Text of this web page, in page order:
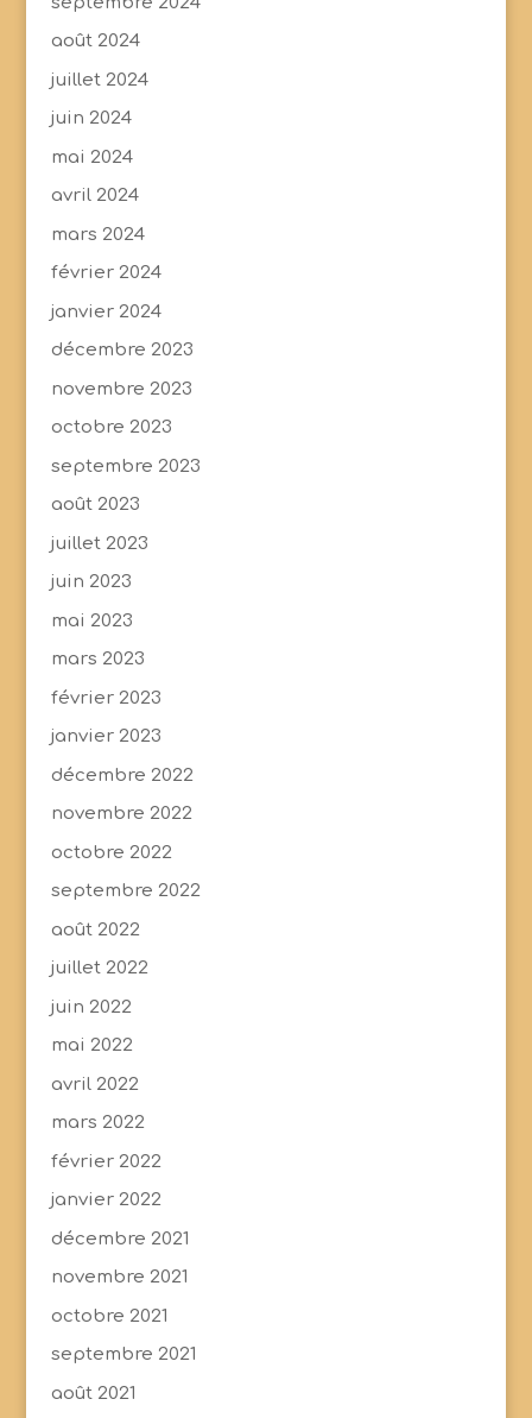
août 2024
juillet 2024
juin 2024
mai 2024
avril 2024
mars 2024
février 2024
janvier 2024
décembre 2023
novembre 2023
octobre 2023
septembre 2023
août 2023
juillet 2023
juin 2023
mai 2023
mars 2023
février 2023
janvier 2023
décembre 2022
novembre 2022
octobre 2022
septembre 2022
août 2022
juillet 2022
juin 2022
mai 2022
avril 2022
mars 2022
février 2022
janvier 2022
décembre 2021
novembre 2021
octobre 2021
septembre 2021
août 2021